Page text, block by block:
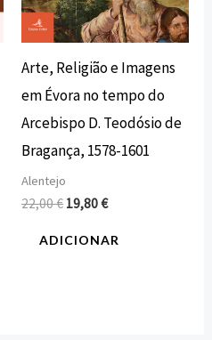
Arte, Religião e Imagens
em Évora no tempo do
Arcebispo D. Teodósio de
Bragança, 1578-1601
Alentejo
22,00€ 19,80€
ADICIONAR